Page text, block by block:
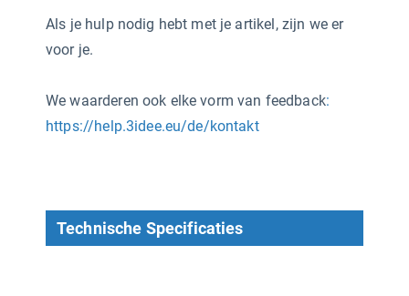
Als je hulp nodig hebt met je artikel, zijn we er
voor je.
We waarderen ook elke vorm van feedback:
https://help.3idee.eu/de/kontakt
Technische Specificaties